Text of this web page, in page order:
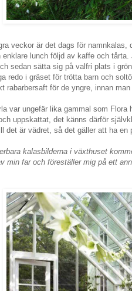
veckor är det dags för
enklare lunch följd av kaffe och
sedan sätta sig på valfri plats i
redo i gräset för trötta barn och
rabarbersaft för de yngre, innan
var ungefär lika gammal som
uppskattat, det känns därför
det är vädret, så det gäller att ha en
kalasbilderna i växthuset
min far och föreställer mig på ett